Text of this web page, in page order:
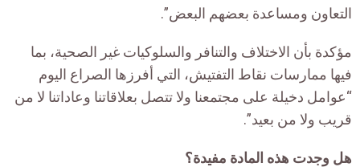
التعاون ومساعدة بعضهم البعض”.
مؤكدة بأن الاختلاف والتنافر والسلوكيات غير الصحية، بما
فيها ممارسات نقاط التفتيش، التي أفرزها الصراع اليوم
“عوامل دخيلة على مجتمعنا ولا تتصل بعلاقاتنا وعاداتنا لا من
قريب ولا من بعيد”.
هل وجدت هذه المادة مفيدة؟